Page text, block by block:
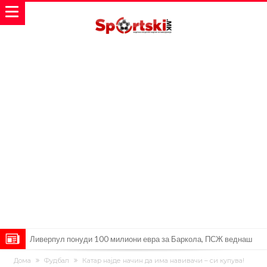
Јувентус се насочил кон напаѓач на Манчестер Јунајтед
Модриќ откри што го натерало да остане во Милан
Дома Фудбал
Катар најде начин да има навивачи – си купува!